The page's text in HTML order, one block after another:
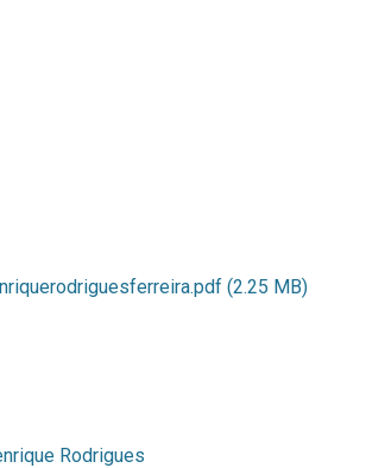
(2.25 MB)
Rodrigues